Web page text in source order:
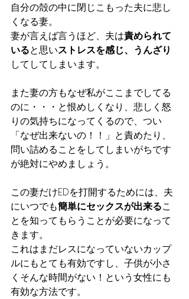
自分の殻の中に閉じこもった夫に悲し
くなる妻。
妻が言えば言うほど、夫は責められて
いると思いストレスを感じ、うんざり
してしてしまいます。
また妻の方もなぜ私がここまでしてる
のに・・・と恨めしくなり、悲しく怒
りの気持ちになってくるので、つい
「なぜ出来ないの！！」と責めたり、
問い詰めることをしてしまいがちです
が絶対にやめましょう。
この妻だけEDを打開するためには、夫
にいつでも簡単にセックスが出来るこ
とを知ってもらうことが必要になって
きます。
これはまだレスになっていないカップ
ルにもとても有効ですし、子供が小さ
くそんな時間がない！という女性にも
有効な方法です。